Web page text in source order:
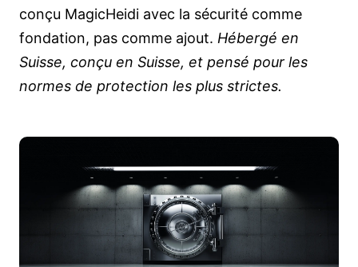
conçu MagicHeidi avec la sécurité comme
fondation, pas comme ajout. Hébergé en
Suisse, conçu en Suisse, et pensé pour les
normes de protection les plus strictes.